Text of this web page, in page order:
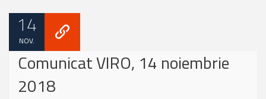
14
NOV.
Comunicat VIRO, 14 noiembrie
2018